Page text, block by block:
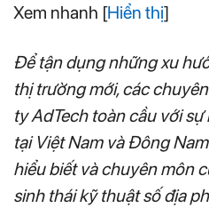
Xem nhanh [Hiển thị]
Để tận dụng những xu
thị trường mới, các
ty AdTech toàn cầu với
tại Việt Nam và Đông
hiểu biết và chuyên môn
sinh thái kỹ thuật số địa